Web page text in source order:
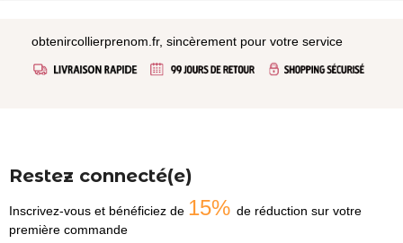
obtenircollierprenom.fr, sincèrement pour votre service
Restez connecté(e)
Inscrivez-vous et bénéficiez de 15% de réduction sur votre
première commande